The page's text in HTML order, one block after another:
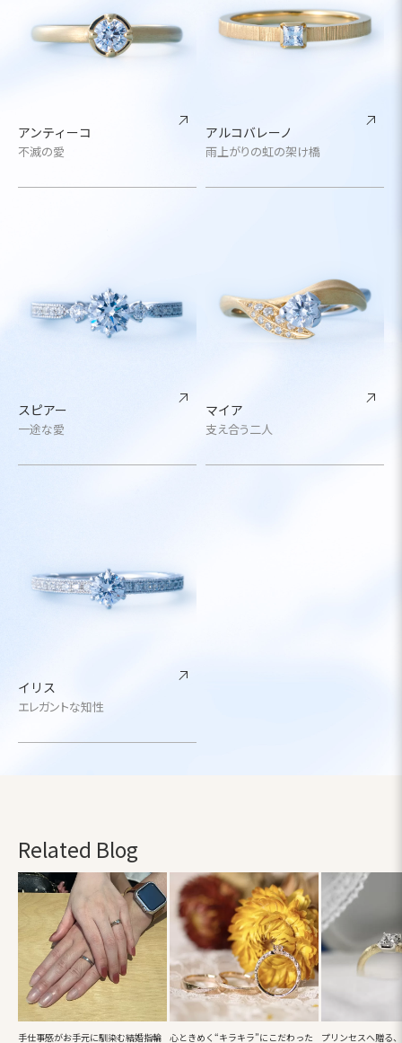
アンティーコ
不滅の愛
アルコバレーノ
雨上がりの虹の架け橋
スピアー
一途な愛
マイア
支え合う二人
イリス
エレガントな知性
Related Blog
手仕事感がお手元に馴染む結婚指輪 心ときめく“キラキラ”にこだわった プリンセスへ贈る